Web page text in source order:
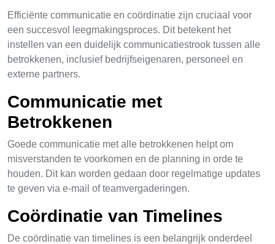
Efficiënte communicatie en coördinatie zijn cruciaal voor
een succesvol leegmakingsproces. Dit betekent het
instellen van een duidelijk communicatiestrook tussen alle
betrokkenen, inclusief bedrijfseigenaren, personeel en
externe partners.
Communicatie met
Betrokkenen
Goede communicatie met alle betrokkenen helpt om
misverstanden te voorkomen en de planning in orde te
houden. Dit kan worden gedaan door regelmatige updates
te geven via e-mail of teamvergaderingen.
Coördinatie van Timelines
De coördinatie van timelines is een belangrijk onderdeel